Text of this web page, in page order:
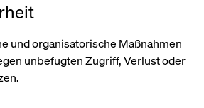
und organisatorische Maßnahmen
unbefugten Zugriff, Verlust oder